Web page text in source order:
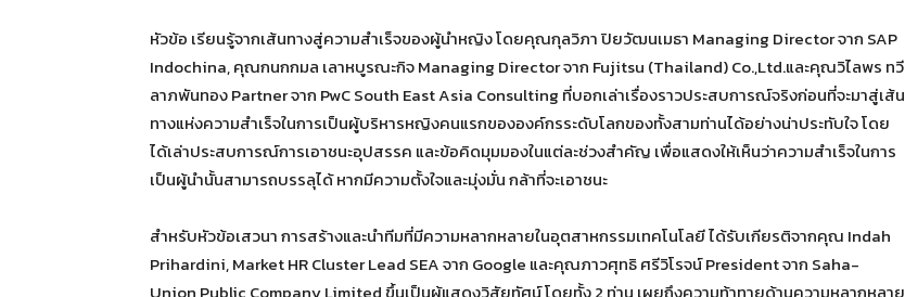
หัวข้อ เรียนรู้จากเส้นทางสู่ความสำเร็จของผู้นำหญิง โดยคุณกุลวิภา ปิยวัฒนเมธา Managing Director จาก SAP
Indochina, คุณกนกกมล เลาหบูรณะกิจ Managing Director จาก Fujitsu (Thailand) Co.,Ltd.และคุณวิไลพร ทวี
ลาภพันทอง Partner จาก PwC South East Asia Consulting ที่บอกเล่าเรื่องราวประสบการณ์จริงก่อนที่จะมาสู่เส้น
ทางแห่งความสำเร็จในการเป็นผู้บริหารหญิงคนแรกขององค์กรระดับโลกของทั้งสามท่านได้อย่างน่าประทับใจ โดย
ได้เล่าประสบการณ์การเอาชนะอุปสรรค และข้อคิดมุมมองในแต่ละช่วงสำคัญ เพื่อแสดงให้เห็นว่าความสำเร็จในการ
เป็นผู้นำนั้นสามารถบรรลุได้ หากมีความตั้งใจและมุ่งมั่น กล้าที่จะเอาชนะ
สำหรับหัวข้อเสวนา การสร้างและนำทีมที่มีความหลากหลายในอุตสาหกรรมเทคโนโลยี ได้รับเกียรติจากคุณ Indah
Prihardini, Market HR Cluster Lead SEA จาก Google และคุณภาวศุทธิ ศรีวิโรจน์ President จาก Saha-